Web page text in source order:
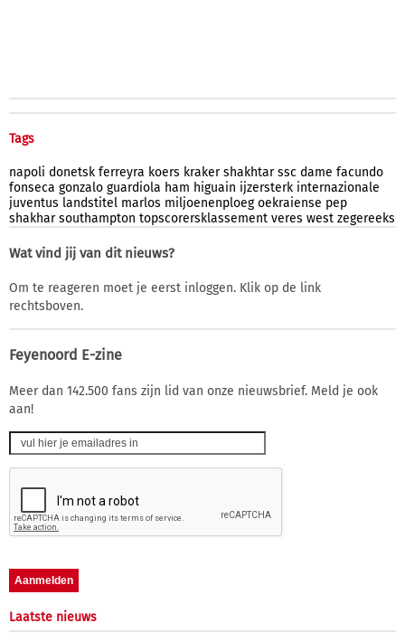
Tags
napoli donetsk ferreyra koers kraker shakhtar ssc dame facundo
fonseca gonzalo guardiola ham higuain ijzersterk internazionale
juventus landstitel marlos miljoenenploeg oekraiense pep
shakhar southampton topscorersklassement veres west zegereeks
Wat vind jij van dit nieuws?
Om te reageren moet je eerst inloggen. Klik op de link
rechtsboven.
Feyenoord E-zine
Meer dan 142.500 fans zijn lid van onze nieuwsbrief. Meld je ook
aan!
Laatste nieuws